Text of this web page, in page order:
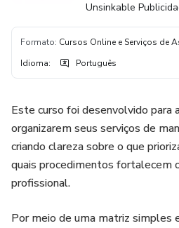
Unsinkable
Formato: Cursos Online e Serviços de
Idioma: Português
Este curso foi desenvolvido para
organizarem seus serviços de
criando clareza sobre o que
quais procedimentos fortalecem
profissional.
Por meio de uma matriz simples